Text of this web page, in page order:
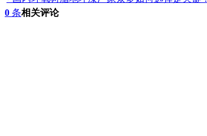
0 条相关评论